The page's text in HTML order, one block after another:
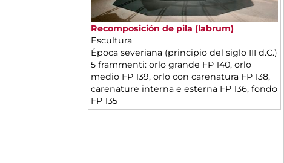
Recomposición de pila (labrum)
Escultura
Época severiana (principio del siglo III d.C.)
5 frammenti: orlo grande FP 140, orlo
medio FP 139, orlo con carenatura FP 138,
carenature interna e esterna FP 136, fondo
FP 135